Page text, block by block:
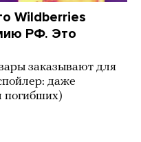
Wildberries
РФ. Это
заказывают для
даже
погибших)